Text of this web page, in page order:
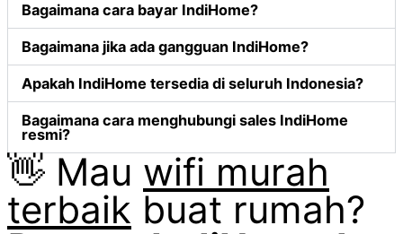
Bagaimana cara bayar IndiHome?
Bagaimana jika ada gangguan IndiHome?
Apakah IndiHome tersedia di seluruh Indonesia?
Bagaimana cara menghubungi sales IndiHome
resmi?
👋 Mau wifi murah
terbaik buat rumah?